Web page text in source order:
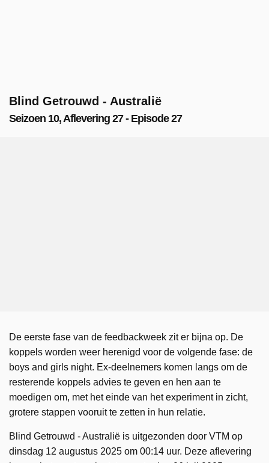
Blind Getrouwd - Australië
Seizoen 10, Aflevering 27 - Episode 27
De eerste fase van de feedbackweek zit er bijna op. De
koppels worden weer herenigd voor de volgende fase: de
boys and girls night. Ex-deelnemers komen langs om de
resterende koppels advies te geven en hen aan te
moedigen om, met het einde van het experiment in zicht,
grotere stappen vooruit te zetten in hun relatie.
Blind Getrouwd - Australië is uitgezonden door VTM op
dinsdag 12 augustus 2025 om 00:14 uur. Deze aflevering